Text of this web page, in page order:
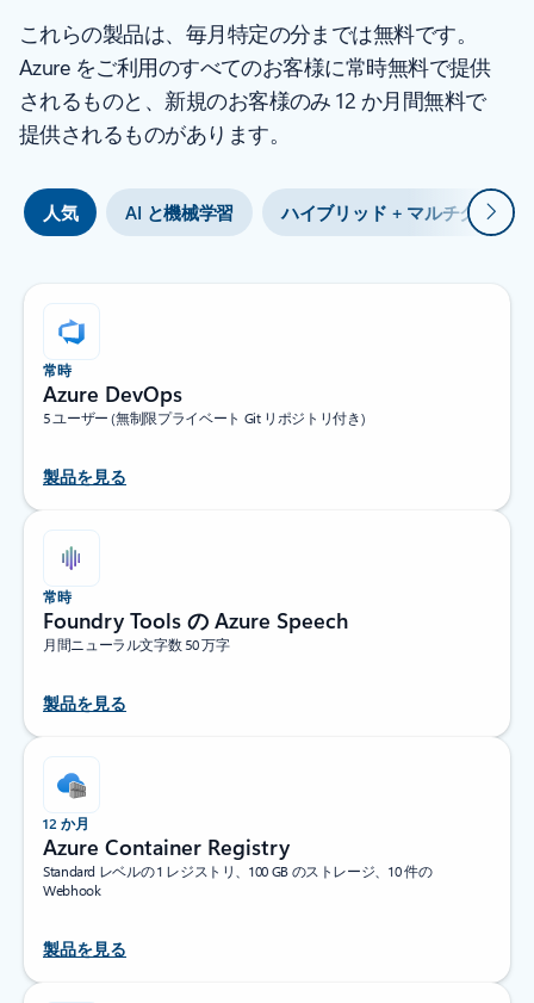
これらの製品は、毎月特定の分までは無料です。
Azure をご利用のすべてのお客様に常時無料で提供
されるものと、新規のお客様のみ 12 か月間無料で
提供されるものがあります。
人気 AI と機械学習 ハイブリッド + マルチクラウド
次
常時
Azure DevOps
5 ユーザー (無制限プライベート Git リポジトリ付き)
製品を見る
常時
Foundry Tools の Azure Speech
月間ニューラル文字数 50 万字
製品を見る
12 か月
Azure Container Registry
Standard レベルの 1 レジストリ、100 GB のストレージ、10 件の
Webhook
製品を見る